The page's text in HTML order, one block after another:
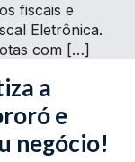
fiscais e
Eletrônica.
com […]
a
e
negócio!